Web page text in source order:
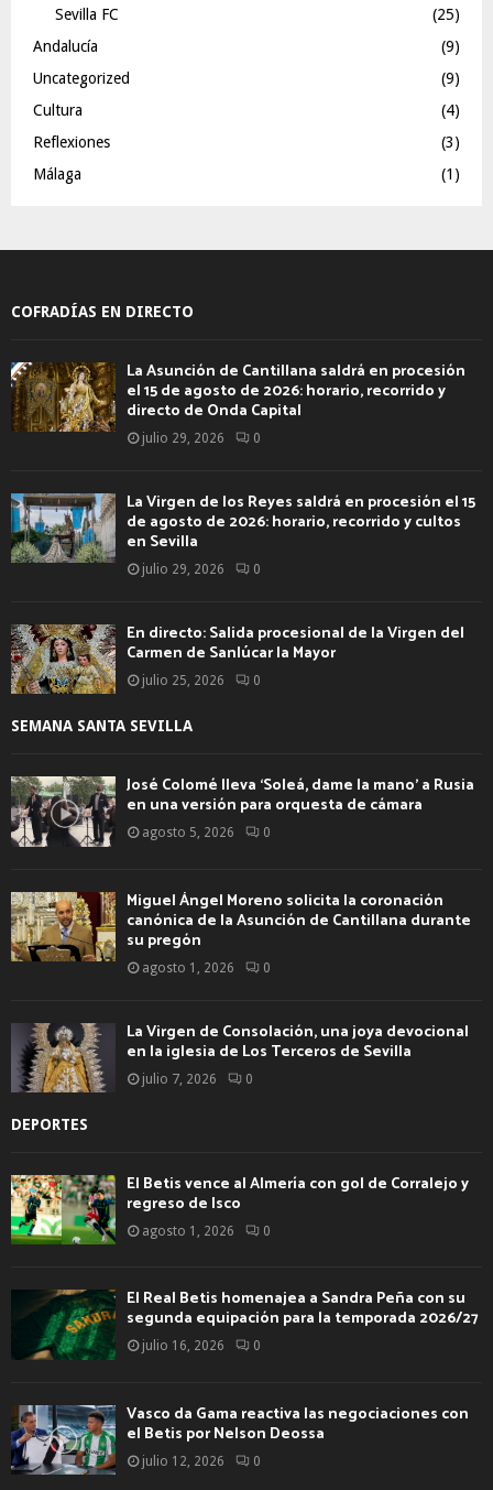
Sevilla FC
(25)
Andalucía
(9)
Uncategorized
(9)
Cultura
(4)
Reflexiones
(3)
Málaga
(1)
COFRADÍAS EN DIRECTO
La Asunción de Cantillana saldrá en procesión
el 15 de agosto de 2026: horario, recorrido y
directo de Onda Capital
julio 29, 2026 0
La Virgen de los Reyes saldrá en procesión el 15
de agosto de 2026: horario, recorrido y cultos
en Sevilla
julio 29, 2026 0
En directo: Salida procesional de la Virgen del
Carmen de Sanlúcar la Mayor
julio 25, 2026 0
SEMANA SANTA SEVILLA
José Colomé lleva ‘Soleá, dame la mano’ a Rusia
en una versión para orquesta de cámara
agosto 5, 2026 0
Miguel Ángel Moreno solicita la coronación
canónica de la Asunción de Cantillana durante
su pregón
agosto 1, 2026 0
La Virgen de Consolación, una joya devocional
en la iglesia de Los Terceros de Sevilla
julio 7, 2026 0
DEPORTES
El Betis vence al Almería con gol de Corralejo y
regreso de Isco
agosto 1, 2026 0
El Real Betis homenajea a Sandra Peña con su
segunda equipación para la temporada 2026/27
julio 16, 2026 0
Vasco da Gama reactiva las negociaciones con
el Betis por Nelson Deossa
julio 12, 2026 0